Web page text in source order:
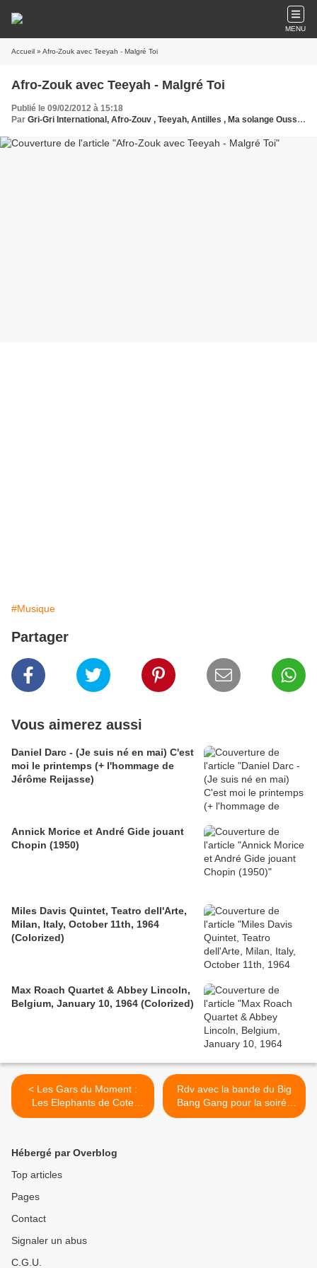
MENU
Accueil » Afro-Zouk avec Teeyah - Malgré Toi
Afro-Zouk avec Teeyah - Malgré Toi
Publié le 09/02/2012 à 15:18
Par Gri-Gri International, Afro-Zouv , Teeyah, Antilles , Ma solange Oussou
#Musique
Partager
Vous aimerez aussi
Daniel Darc - (Je suis né en mai) C'est
moi le printemps (+ l'hommage de
Jérôme Reijasse)
Annick Morice et André Gide jouant
Chopin (1950)
Miles Davis Quintet, Teatro dell'Arte,
Milan, Italy, October 11th, 1964
(Colorized)
Max Roach Quartet & Abbey Lincoln,
Belgium, January 10, 1964 (Colorized)
< Les Gars du Moment :
Les Elephants de Cote
d'ivoire ...
Rdv avec la bande du Big
Bang Gang pour la soirée
underground de XULY.BËt
Hébergé par Overblog
Top articles
Pages
Contact
Signaler un abus
C.G.U.